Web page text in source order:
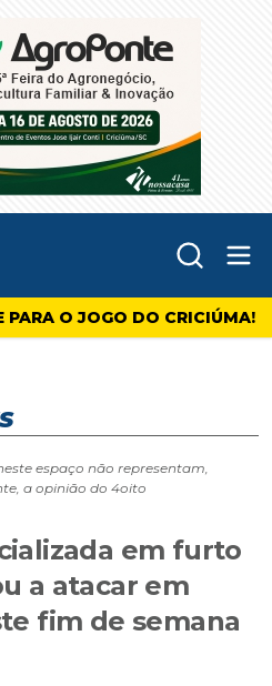
PARA O JOGO DO CRICIÚMA!
espaço não representam,
a opinião do 4oito
em furto
a atacar em
fim de semana